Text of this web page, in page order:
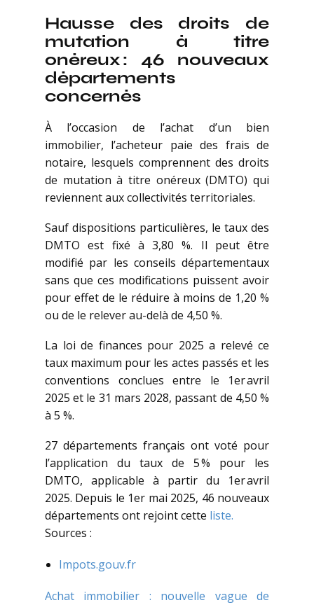
Hausse des droits de
mutation à titre
onéreux : 46 nouveaux
départements
concernés
À l’occasion de l’achat d’un bien
immobilier, l’acheteur paie des frais de
notaire, lesquels comprennent des droits
de mutation à titre onéreux (DMTO) qui
reviennent aux collectivités territoriales.
Sauf dispositions particulières, le taux des
DMTO est fixé à 3,80 %. Il peut être
modifié par les conseils départementaux
sans que ces modifications puissent avoir
pour effet de le réduire à moins de 1,20 %
ou de le relever au-delà de 4,50 %.
La loi de finances pour 2025 a relevé ce
taux maximum pour les actes passés et les
conventions conclues entre le 1er avril
2025 et le 31 mars 2028, passant de 4,50 %
à 5 %.
27 départements français ont voté pour
l’application du taux de 5 % pour les
DMTO, applicable à partir du 1er avril
2025. Depuis le 1er mai 2025, 46 nouveaux
départements ont rejoint cette liste.
Sources :
Impots.gouv.fr
Achat immobilier : nouvelle vague de